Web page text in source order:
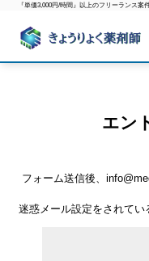
『単価3,000円/時間』以上のフリーランス
エン
フォーム送信後、
迷惑メール設定をされてい